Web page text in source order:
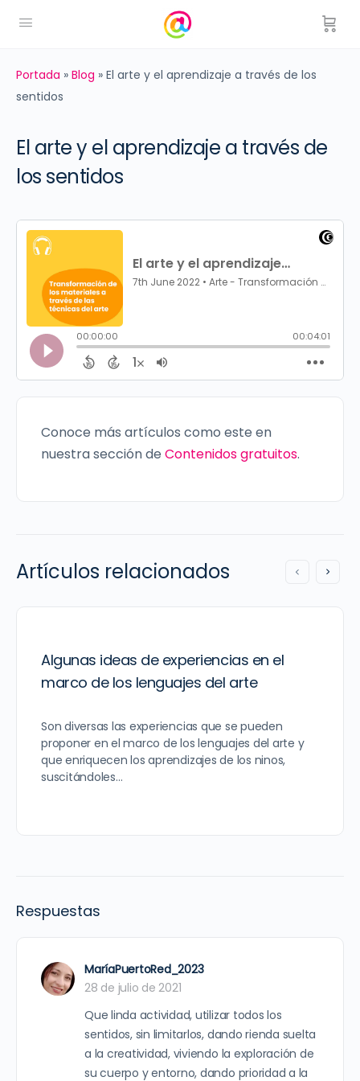
Portada » Blog » El arte y el aprendizaje a través de los
sentidos
El arte y el aprendizaje a través de
los sentidos
Conoce más artículos como este en
nuestra sección de Contenidos gratuitos.
Artículos relacionados
Algunas ideas de experiencias en el
marco de los lenguajes del arte
Son diversas las experiencias que se pueden
proponer en el marco de los lenguajes del arte y
que enriquecen los aprendizajes de los ninos,
suscitándoles…
Respuestas
MaríaPuertoRed_2023
28 de julio de 2021
Que linda actividad, utilizar todos los
sentidos, sin limitarlos, dando rienda suelta
a la creatividad, viviendo la exploración de
su cuerpo y entorno, dando prioridad a la